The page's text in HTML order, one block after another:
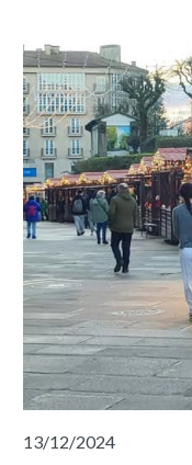
13/12/2024